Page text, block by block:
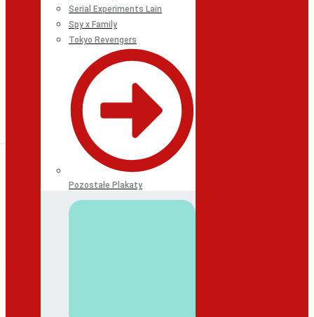
Serial Experiments Lain
Spy x Family
Tokyo Revengers
Pozostałe Plakaty